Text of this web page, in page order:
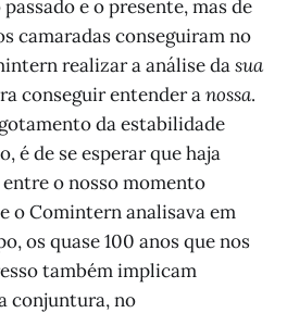
e o presente, mas de
camaradas conseguiram no
realizar a análise dasua
conseguir entender anossa.
da estabilidade
é de se esperar que haja
o nosso momento
o Comintern analisava em
os quase 100 anos que nos
também implicam
conjuntura, no